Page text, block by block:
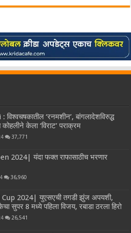
‘रनमशीन’, बांगलादेशविरुद्ध
केला ‘विराट’ पराक्रम
37,771
2024| यंदा फक्त राफासाठीच भरणार
36,960
2024| युएसएची तगडी झुंज अपयशी,
सुपर 8 मध्ये पहिला विजय, रबाडा ठरला हिरो
26,541